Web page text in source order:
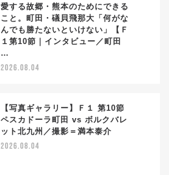
愛する故郷・熊本のためにできる
こと。町田・礒貝飛那大「何がな
んでも勝たないといけない」【Ｆ
１第10節｜インタビュー／町田
…
2026.08.04
【写真ギャラリー】Ｆ１ 第10節
ペスカドーラ町田 vs ボルクバレ
ット北九州／撮影＝満本泰介
2026.08.04